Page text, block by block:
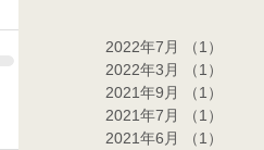
2022年7月 （1）
2022年3月
（1）
2021年9月
（1）
2021年7月
（1）
2021年6月
（1）